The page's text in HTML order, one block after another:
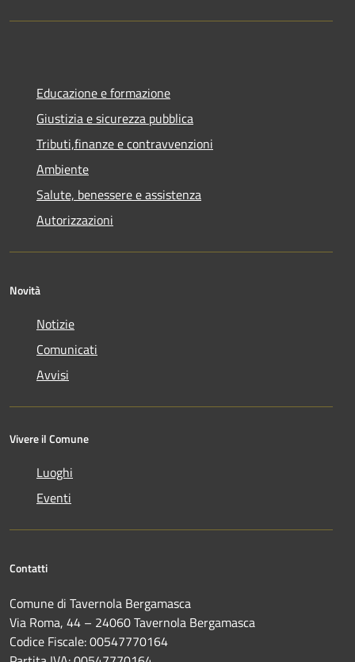
Educazione e formazione
Giustizia e sicurezza pubblica
Tributi,finanze e contravvenzioni
Ambiente
Salute, benessere e assistenza
Autorizzazioni
Novità
Notizie
Comunicati
Avvisi
Vivere il Comune
Luoghi
Eventi
Contatti
Comune di Tavernola Bergamasca
Via Roma, 44 – 24060 Tavernola Bergamasca
Codice Fiscale: 00547770164